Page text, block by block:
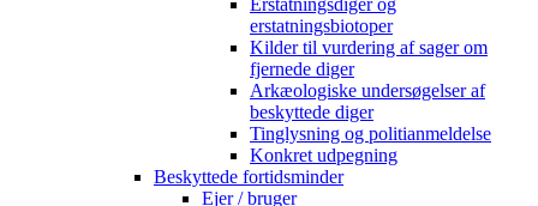
Erstatningsdiger og
erstatningsbiotoper
Kilder til vurdering af sager om
fjernede diger
Arkæologiske undersøgelser af
beskyttede diger
Tinglysning og politianmeldelse
Konkret udpegning
Beskyttede fortidsminder
Ejer / bruger